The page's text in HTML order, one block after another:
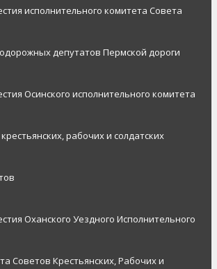
исполнительного комитета Совета
депутатов Пермской дороги
Осинского исполнительного комитета
рабочих и солдатских
Оханского Уездного Исполнительного
Советов Крестьянских, Рабочих и